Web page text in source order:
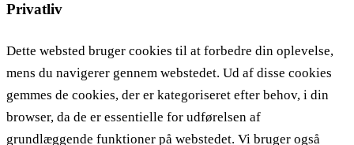
Privatliv
Dette websted bruger cookies til at forbedre din oplevelse,
mens du navigerer gennem webstedet. Ud af disse cookies
gemmes de cookies, der er kategoriseret efter behov, i din
browser, da de er essentielle for udførelsen af ​​
grundlæggende funktioner på webstedet. Vi bruger også